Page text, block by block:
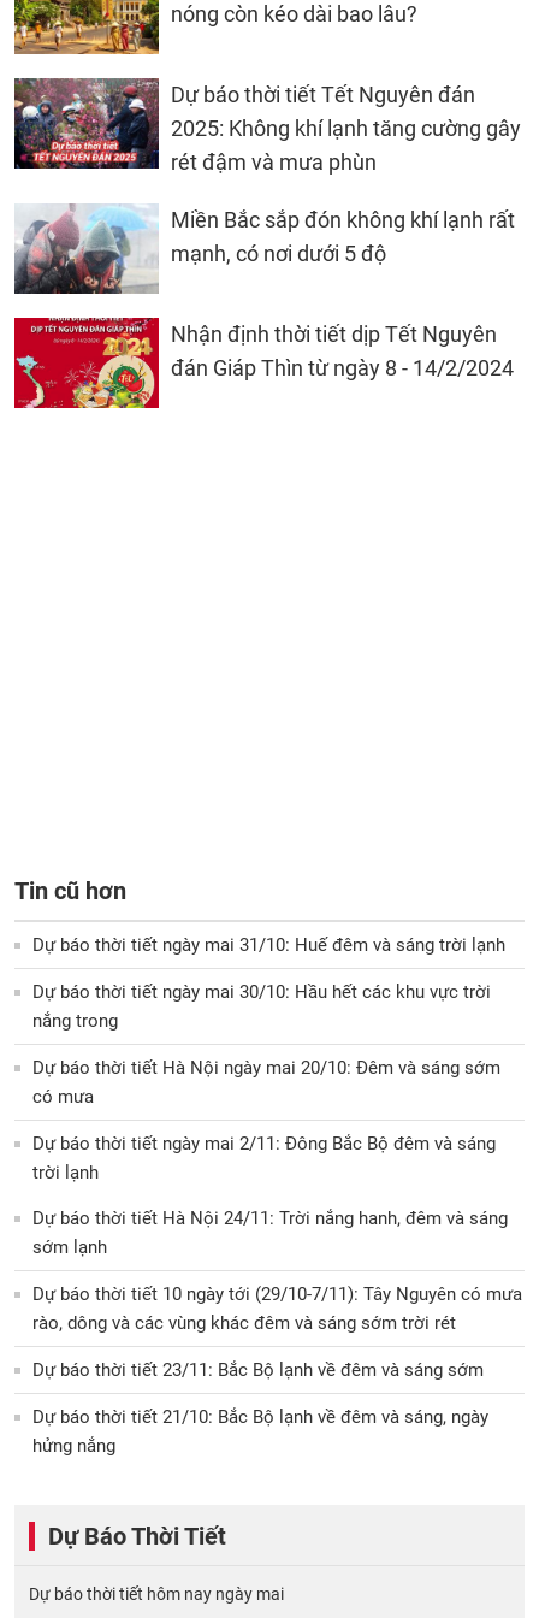
nóng còn kéo dài bao lâu?
Dự báo thời tiết Tết Nguyên đán
2025: Không khí lạnh tăng cường gây
rét đậm và mưa phùn
Miền Bắc sắp đón không khí lạnh rất
mạnh, có nơi dưới 5 độ
Nhận định thời tiết dịp Tết Nguyên
đán Giáp Thìn từ ngày 8 - 14/2/2024
Tin cũ hơn
Dự báo thời tiết ngày mai 31/10: Huế đêm và sáng trời lạnh
Dự báo thời tiết ngày mai 30/10: Hầu hết các khu vực trời
nắng trong
Dự báo thời tiết Hà Nội ngày mai 20/10: Đêm và sáng sớm
có mưa
Dự báo thời tiết ngày mai 2/11: Đông Bắc Bộ đêm và sáng
trời lạnh
Dự báo thời tiết Hà Nội 24/11: Trời nắng hanh, đêm và sáng
sớm lạnh
Dự báo thời tiết 10 ngày tới (29/10-7/11): Tây Nguyên có mưa
rào, dông và các vùng khác đêm và sáng sớm trời rét
Dự báo thời tiết 23/11: Bắc Bộ lạnh về đêm và sáng sớm
Dự báo thời tiết 21/10: Bắc Bộ lạnh về đêm và sáng, ngày
hửng nắng
Dự Báo Thời Tiết
Dự báo thời tiết hôm nay ngày mai